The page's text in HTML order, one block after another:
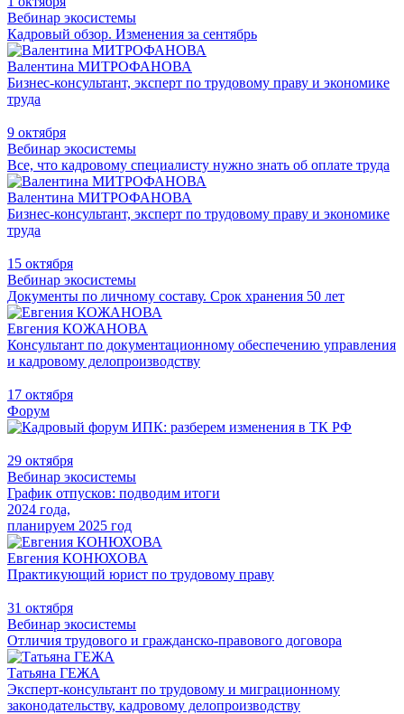
Вебинар экосистемы
Кадровый обзор. Изменения за сентябрь
Валентина МИТРОФАНОВА
Бизнес-консультант, эксперт по трудовому праву и экономике
труда
9 октября
Вебинар экосистемы
Все, что кадровому специалисту нужно знать об оплате труда
Валентина МИТРОФАНОВА
Бизнес-консультант, эксперт по трудовому праву и экономике
труда
15 октября
Вебинар экосистемы
Документы по личному составу. Срок хранения 50 лет
Евгения КОЖАНОВА
Консультант по документационному обеспечению управления
и кадровому делопроизводству
17 октября
Форум
29 октября
Вебинар экосистемы
График отпусков: подводим итоги
2024 года,
планируем 2025 год
Евгения КОНЮХОВА
Практикующий юрист по трудовому праву
31 октября
Вебинар экосистемы
Отличия трудового и гражданско-правового договора
Татьяна ГЕЖА
Эксперт-консультант по трудовому и миграционному
законодательству, кадровому делопроизводству